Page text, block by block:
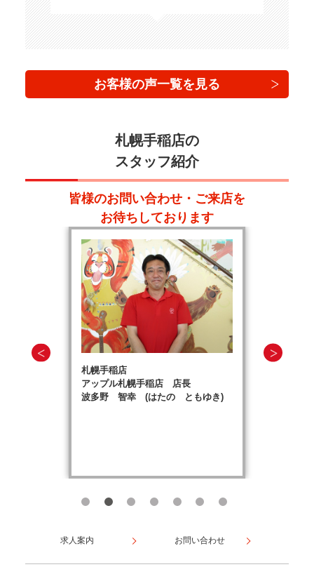
お客様の声一覧を見る
札幌手稲店の
スタッフ紹介
皆様のお問い合わせ・ご来店を
お待ちしております
札幌手稲店
アップル札幌手稲店 店長
波多野 智幸 (はたの ともゆき)
求人案内 お問い合わせ